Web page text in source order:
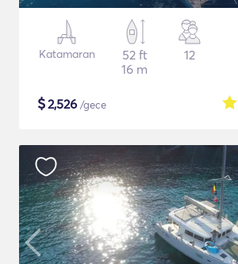
Katamaran
52 ft
16 m
12
$2,526 /gece